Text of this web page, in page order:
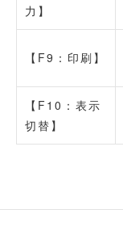
力】
【F9：印刷】
【F10：表示
切替】